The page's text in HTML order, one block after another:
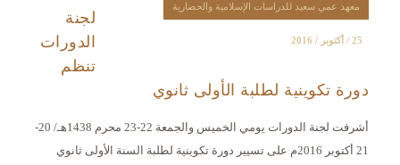
معهد عمي سعيد للدراسات الإسلامية والحضارية
لجنة
الدورات
تنظم
دورة تكوينية لطلبة الأولى ثانوي
أشرفت لجنة الدورات يومي الخميس والجمعة 22-23 محرم 1438هـ/ 20-
21 أكتوبر 2016م على تسيير دورة تكوينية لطلبة السنة الأولى ثانوي